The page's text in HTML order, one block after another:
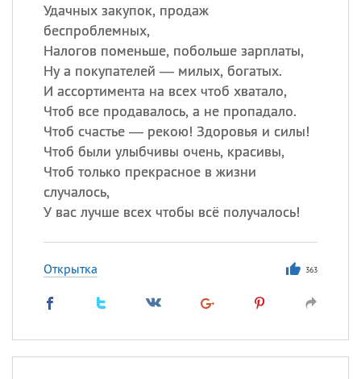
Удачных закупок, продаж
беспроблемных,
Налогов поменьше, побольше зарплаты,
Ну а покупателей — милых, богатых.
И ассортимента на всех чтоб хватало,
Чтоб все продавалось, а не пропадало.
Чтоб счастье — рекою! Здоровья и силы!
Чтоб были улыбчивы очень, красивы,
Чтоб только прекрасное в жизни
случалось,
У вас лучше всех чтобы всё получалось!
Открытка 363